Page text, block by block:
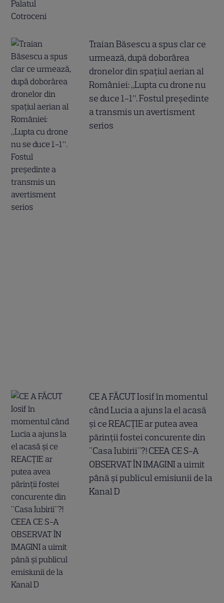
Traian Băsescu a spus clar ce
urmează, după doborârea
dronelor din spațiul aerian al
României: „Lupta cu drone nu
se duce 1-1”. Fostul președinte
a transmis un avertisment
serios
CE A FĂCUT Iosif în momentul
când Lucia a ajuns la el acasă
și ce REACȚIE ar putea avea
părinții fostei concurente din
"Casa Iubirii"?! CEEA CE S-A
OBSERVAT ÎN IMAGINI a uimit
până și publicul emisiunii de la
Kanal D